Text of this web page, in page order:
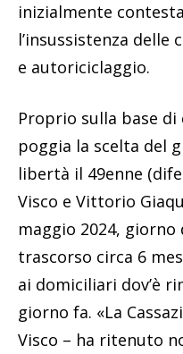
inizialmente
l’insussistenza
e autoriciclaggio.
Proprio sulla base di
poggia la scelta del
libertà il 49enne
Visco e Vittorio
maggio 2024,
trascorso circa 6
ai domiciliari dov’è
giorno fa. «La
Visco – ha ritenuto